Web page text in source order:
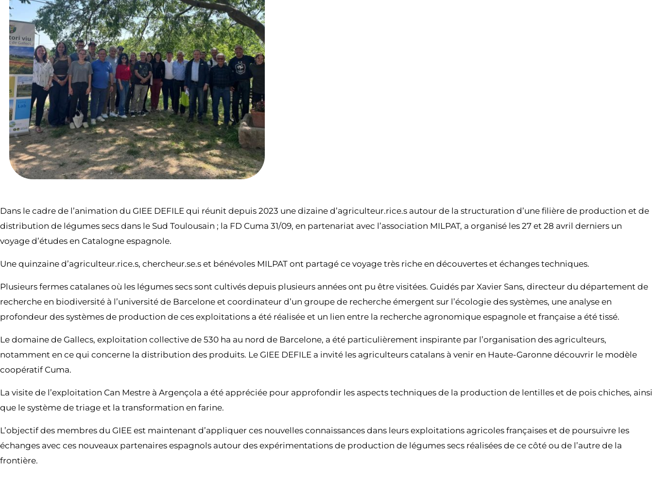
Dans le cadre de l’animation du GIEE DEFILE qui réunit depuis 2023 une dizaine d’agriculteur.rice.s autour de la structuration d’une filière de production et de
distribution de légumes secs dans le Sud Toulousain ; la FD Cuma 31/09, en partenariat avec l’association MILPAT, a organisé les 27 et 28 avril derniers un
voyage d’études en Catalogne espagnole.
Une quinzaine d’agriculteur.rice.s, chercheur.se.s et bénévoles MILPAT ont partagé ce voyage très riche en découvertes et échanges techniques.
Plusieurs fermes catalanes où les légumes secs sont cultivés depuis plusieurs années ont pu être visitées. Guidés par Xavier Sans, directeur du département de
recherche en biodiversité à l’université de Barcelone et coordinateur d’un groupe de recherche émergent sur l’écologie des systèmes, une analyse en
profondeur des systèmes de production de ces exploitations a été réalisée et un lien entre la recherche agronomique espagnole et française a été tissé.
Le domaine de Gallecs, exploitation collective de 530 ha au nord de Barcelone, a été particulièrement inspirante par l’organisation des agriculteurs,
notamment en ce qui concerne la distribution des produits. Le GIEE DEFILE a invité les agriculteurs catalans à venir en Haute-Garonne découvrir le modèle
coopératif Cuma.
La visite de l’exploitation Can Mestre à Argençola a été appréciée pour approfondir les aspects techniques de la production de lentilles et de pois chiches, ainsi
que le système de triage et la transformation en farine.
L’objectif des membres du GIEE est maintenant d’appliquer ces nouvelles connaissances dans leurs exploitations agricoles françaises et de poursuivre les
échanges avec ces nouveaux partenaires espagnols autour des expérimentations de production de légumes secs réalisées de ce côté ou de l’autre de la
frontière.